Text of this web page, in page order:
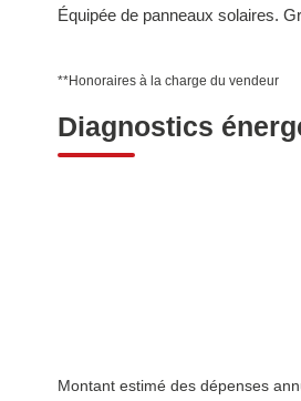
Équipée de panneaux solaires.
**Honoraires à la charge du vendeur
Diagnostics
Montant estimé des dépenses